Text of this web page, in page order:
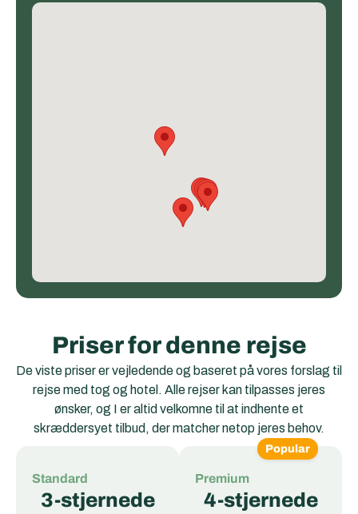
Priser for denne rejse
De viste priser er vejledende og baseret på vores forslag til
rejse med tog og hotel. Alle rejser kan tilpasses jeres
ønsker, og I er altid velkomne til at indhente et
skræddersyet tilbud, der matcher netop jeres behov.
Standard
3-stjernede
Premium
4-stjernede
Popular